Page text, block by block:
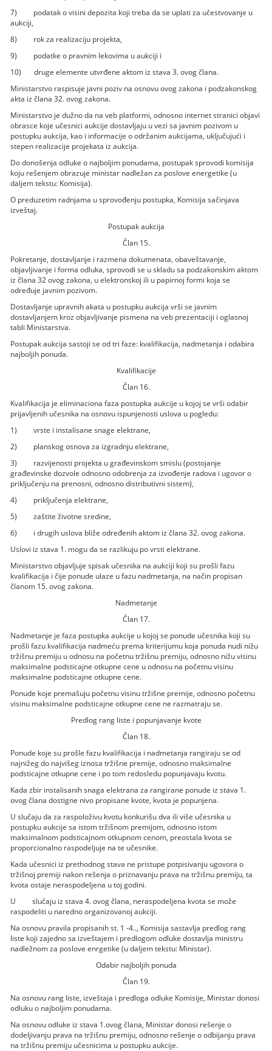
7) podatak o visini depozita koji treba da se uplati za učestvovanje u
aukciji,
8) rok za realizaciju projekta,
9) podatke o pravnim lekovima u aukciji i
10) druge elemente utvrđene aktom iz stava 3. ovog člana.
Ministarstvo raspisuje javni poziv na osnovu ovog zakona i podzakonskog
akta iz člana 32. ovog zakona.
Ministarstvo je dužno da na veb platformi, odnosno internet stranici objavi
obrasce koje učesnici aukcije dostavljaju u vezi sa javnim pozivom u
postupku aukcija, kao i informacije o održanim aukcijama, uključujući i
stepen realizacije projekata iz aukcija.
Do donošenja odluke o najboljim ponudama, postupak sprovodi komisija
koju rešenjem obrazuje ministar nadležan za poslove energetike (u
daljem tekstu: Komisija).
О preduzetim radnjama u sprovođenju postupka, Komisija sačinjava
izveštaj.
Postupak aukcija
Član 15.
Pokretanje, dostavljanje i razmena dokumenata, obaveštavanje,
objavljivanje i forma odluka, sprovodi se u skladu sa podzakonskim aktom
iz člana 32 ovog zakona, u elektronskoj ili u papirnoj formi koja se
određuje javnim pozivom.
Dostavljanje upravnih akata u postupku aukcija vrši se javnim
dostavljanjem kroz objavljivanje pismena na veb prezentaciji i oglasnoj
tabli Ministarstva.
Postupak aukcija sastoji se od tri faze: kvalifikacija, nadmetanja i odabira
najboljih ponuda.
Kvalifikacije
Član 16.
Kvalifikacija je eliminaciona faza postupka aukcije u kojoj se vrši odabir
prijavljenih učesnika na osnovu ispunjenosti uslova u pogledu:
1) vrste i instalisane snage elektrane,
2) planskog osnova za izgradnju elektrane,
3) razvijenosti projekta u građevinskom smislu (postojanje
građevinske dozvole odnosno odobrenja za izvođenje radova i ugovor o
priključenju na prenosni, odnosno distributivni sistem),
4) priključenja elektrane,
5) zaštite životne sredine,
6) i drugih uslova bliže određenih aktom iz člana 32. ovog zakona.
Uslovi iz stava 1. mogu da se razlikuju po vrsti elektrane.
Ministarstvo objavljuje spisak učesnika na aukciji koji su prošli fazu
kvalifikacija i čije ponude ulaze u fazu nadmetanja, na način propisan
članom 15. ovog zakona.
Nadmetanje
Član 17.
Nadmetanje je faza postupka aukcije u kojoj se ponude učesnika koji su
prošli fazu kvalifikacija nadmeću prema kriterijumu koja ponuda nudi nižu
tržišnu premiju u odnosu na početnu tržišnu premiju, odnosno nižu visinu
maksimalne podsticajne otkupne cene u odnosu na početnu visinu
maksimalne podsticajne otkupne cene.
Ponude koje premašuju početnu visinu tržišne premije, odnosno početnu
visinu maksimalne podsticajne otkupne cene ne razmatraju se.
Predlog rang liste i popunjavanje kvote
Član 18.
Ponude koje su prošle fazu kvalifikacija i nadmetanja rangiraju se od
najnižeg do najvišeg iznosa tržišne premije, odnosno maksimalne
podsticajne otkupne cene i po tom redosledu popunjavaju kvotu.
Kada zbir instalisanih snaga elektrana za rangirane ponude iz stava 1.
ovog člana dostigne nivo propisane kvote, kvota je popunjena.
U slučaju da za raspoloživu kvotu konkurišu dva ili više učesnika u
postupku aukcije sa istom tržišnom premijom, odnosno istom
maksimalnom podsticajnom otkupnom cenom, preostala kvota se
proporcionalno raspodeljuje na te učesnike.
Kada učesnici iz prethodnog stava ne pristupe potpisivanju ugovora o
tržišnoj premiji nakon rešenja o priznavanju prava na tržišnu premiju, ta
kvota ostaje neraspodeljena u toj godini.
U slučaju iz stava 4. ovog člana, neraspodeljena kvota se može
raspodeliti u naredno organizovanoj aukciji.
Na osnovu pravila propisanih st. 1 -4.., Komisija sastavlja predlog rang
liste koji zajedno sa izveštajem i predlogom odluke dostavlja ministru
nadležnom za poslove enrgetike (u daljem tekstu: Ministar).
Odabir najboljih ponuda
Član 19.
Na osnovu rang liste, izveštaja i predloga odluke Komisije, Ministar donosi
odluku o najboljim ponudama.
Na osnovu odluke iz stava 1.ovog člana, Ministar donosi rešenje o
dodeljivanju prava na tržišnu premiju, odnosno rešenje o odbijanju prava
na tržišnu premiju učesnicima u postupku aukcije.